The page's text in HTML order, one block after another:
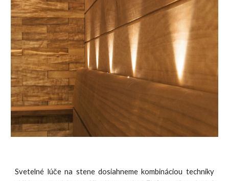
Svetelné lúče na stene dosiahneme kombináciou techniky